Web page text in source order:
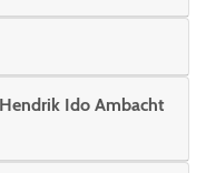
Ido Ambacht